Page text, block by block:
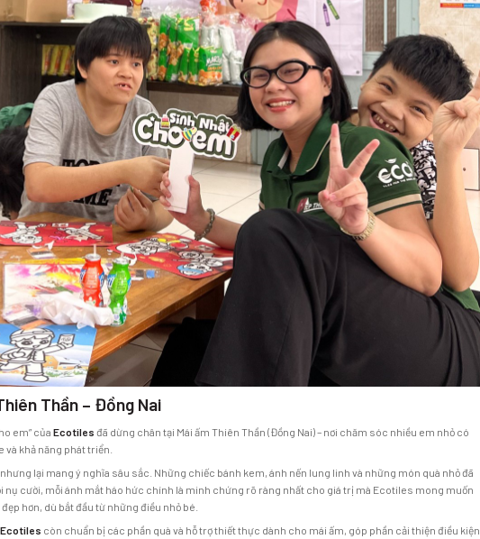
Thần – Đồng Nai
em” củaEcotiles đã dừng chân tại Mái ấm Thiên Thần (Đồng Nai) – nơi chăm sóc nhiều em nhỏ có
và khả năng phát triển.
lại mang ý nghĩa sâu sắc. Những chiếc bánh kem, ánh nến lung linh và những món quà nhỏ đã
nụ cười, mỗi ánh mắt háo hức chính là minh chứng rõ ràng nhất cho giá trị mà Ecotiles mong muốn
hơn, dù bắt đầu từ những điều nhỏ bé.
Ecotiles còn chuẩn bị các phần quà và hỗ trợ thiết thực dành cho mái ấm, góp phần cải thiện điều kiện